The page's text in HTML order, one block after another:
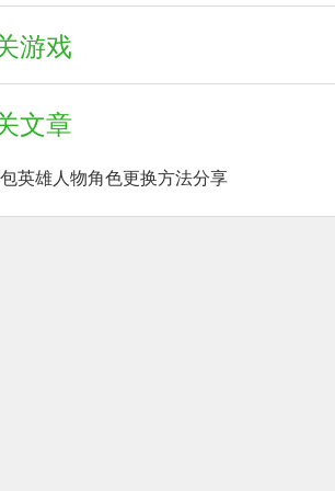
游戏
文章
英雄人物角色更换方法分享